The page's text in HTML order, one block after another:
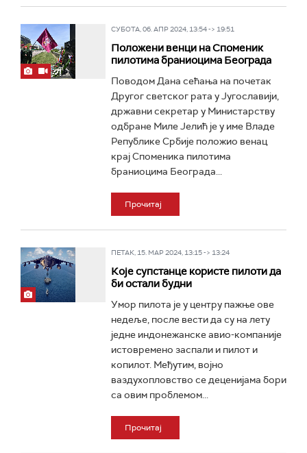
СУБОТА, 06. АПР 2024, 13:54 -> 19:51
Положени венци на Споменик
пилотима браниоцима Београда
Поводом Дана сећања на почетак
Другог светског рата у Југославији,
државни секретар у Министарству
одбране Миле Јелић је у име Владе
Републике Србије положио венац
крај Споменика пилотима
браниоцима Београда...
Прочитај
ПЕТАК, 15. МАР 2024, 13:15 -> 13:24
Које супстанце користе пилоти да
би остали будни
Умор пилота је у центру пажње ове
недеље, после вести да су на лету
једне индонежанске авио-компаније
истовремено заспали и пилот и
копилот. Међутим, војно
ваздухопловство се деценијама бори
са овим проблемом...
Прочитај